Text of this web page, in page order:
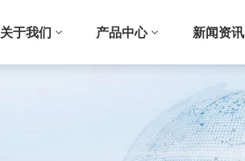
关于我们 产品中心 新闻资讯